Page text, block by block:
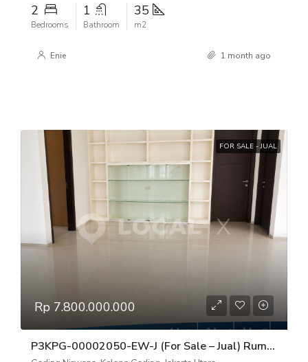
2
Bedrooms
1
Bathroom
35
m2
Enie 1 month ago
FOR SALE - JUAL
Rp 7.800.000.000
P3KPG-00002050-EW-J (For Sale – Jual) Rumah Gading Nirwana Kelapa Gading, Jakarta Utara